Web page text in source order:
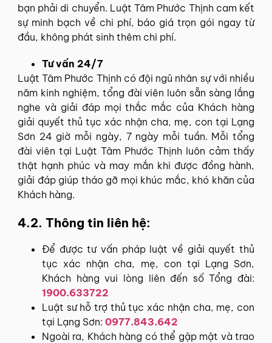
bạn phải di chuyển. Luật Tâm Phước Thịnh cam kết
sự minh bạch về chi phí, báo giá trọn gói ngay từ
đầu, không phát sinh thêm chi phí.
Tư vấn 24/7
Luật Tâm Phước Thịnh có đội ngũ nhân sự với nhiều
năm kinh nghiệm, tổng đài viên luôn sẵn sàng lắng
nghe và giải đáp mọi thắc mắc của Khách hàng
giải quyết thủ tục xác nhận cha, mẹ, con tại Lạng
Sơn 24 giờ mỗi ngày, 7 ngày mỗi tuần. Mỗi tổng
đài viên tại Luật Tâm Phước Thịnh luôn cảm thấy
thật hạnh phúc và may mắn khi được đồng hành,
giải đáp giúp tháo gỡ mọi khúc mắc, khó khăn của
Khách hàng.
4.2. Thông tin liên hệ:
Để được tư vấn pháp luật về giải quyết thủ
tục xác nhận cha, mẹ, con tại Lạng Sơn,
Khách hàng vui lòng liên đến số Tổng đài:
1900.633722
Luật sư hỗ trợ thủ tục xác nhận cha, mẹ, con
tại Lạng Sơn: 0977.843.642
Ngoài ra, Khách hàng có thể gặp mặt và trao